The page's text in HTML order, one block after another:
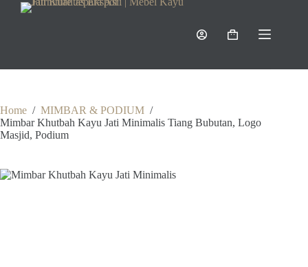
Shopping
Home / MIMBAR & PODIUM /
Mimbar Khutbah Kayu Jati Minimalis Tiang Bubutan, Logo
Masjid, Podium